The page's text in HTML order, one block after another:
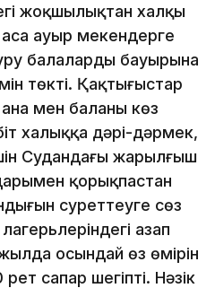
жоқшылықтан халқы
ауыр мекендерге
балаларды бауырына
төкті. Қақтығыстар
ана мен баланың көз
халыққа дәрі-дәрмек,
Судандағы жарылғыш
қорықпастан
суреттеуге сөз
азап
осындай өз өмірін
сапар шегіпті. Нәзік